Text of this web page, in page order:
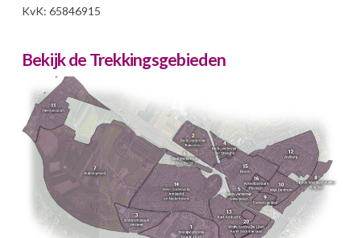
KvK: 65846915
Bekijk de Trekkingsgebieden